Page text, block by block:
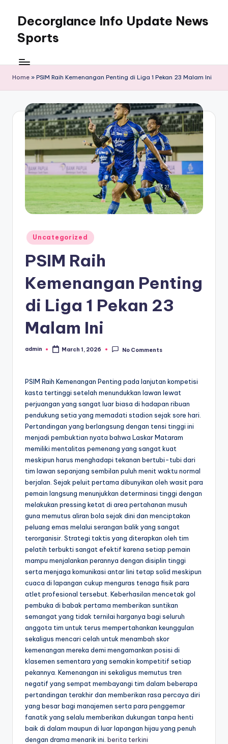
content
Decorglance Info Update News
Sports
adalah
sebuah
portal
olahraga
terupdate.
Home » PSIM Raih Kemenangan Penting di Liga 1 Pekan 23 Malam Ini
Posted
in
Uncategorized
PSIM Raih
Kemenangan Penting
di Liga 1 Pekan 23
Malam Ini
Posted
admin March 1, 2026 No Comments
PSIM Raih Kemenangan Penting pada lanjutan kompetisi
kasta tertinggi setelah menundukkan lawan lewat
perjuangan yang sangat luar biasa di hadapan ribuan
pendukung setia yang memadati stadion sejak sore hari.
Pertandingan yang berlangsung dengan tensi tinggi ini
menjadi pembuktian nyata bahwa Laskar Mataram
memiliki mentalitas pemenang yang sangat kuat
meskipun harus menghadapi tekanan bertubi-tubi dari
tim lawan sepanjang sembilan puluh menit waktu normal
berjalan. Sejak peluit pertama dibunyikan oleh wasit para
pemain langsung menunjukkan determinasi tinggi dengan
melakukan pressing ketat di area pertahanan musuh
guna memutus aliran bola sejak dini dan menciptakan
peluang emas melalui serangan balik yang sangat
terorganisir. Strategi taktis yang diterapkan oleh tim
pelatih terbukti sangat efektif karena setiap pemain
mampu menjalankan perannya dengan disiplin tinggi
serta menjaga komunikasi antar lini tetap solid meskipun
cuaca di lapangan cukup menguras tenaga fisik para
atlet profesional tersebut. Keberhasilan mencetak gol
pembuka di babak pertama memberikan suntikan
semangat yang tidak ternilai harganya bagi seluruh
anggota tim untuk terus mempertahankan keunggulan
sekaligus mencari celah untuk menambah skor
kemenangan mereka demi mengamankan posisi di
klasemen sementara yang semakin kompetitif setiap
pekannya. Kemenangan ini sekaligus memutus tren
negatif yang sempat membayangi tim dalam beberapa
pertandingan terakhir dan memberikan rasa percaya diri
yang besar bagi manajemen serta para penggemar
fanatik yang selalu memberikan dukungan tanpa henti
baik di dalam maupun di luar lapangan hijau yang penuh
dengan drama menarik ini. berita terkini